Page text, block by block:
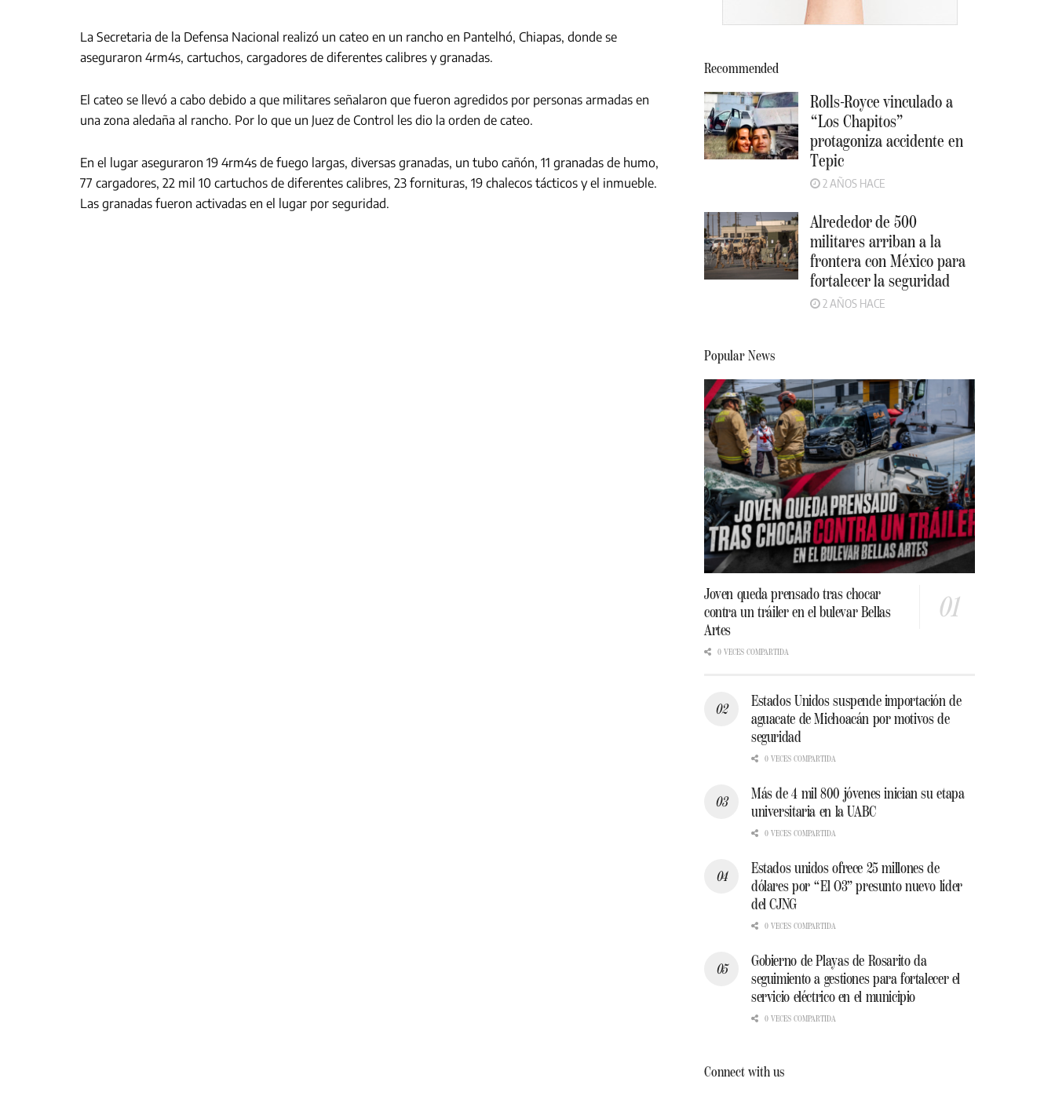
La Secretaria de la Defensa Nacional realizó un cateo en un rancho en Pantelhó, Chiapas, donde se
aseguraron 4rm4s, cartuchos, cargadores de diferentes calibres y granadas.
El cateo se llevó a cabo debido a que militares señalaron que fueron agredidos por personas armadas en
una zona aledaña al rancho. Por lo que un Juez de Control les dio la orden de cateo.
En el lugar aseguraron 19 4rm4s de fuego largas, diversas granadas, un tubo cañón, 11 granadas de humo,
77 cargadores, 22 mil 10 cartuchos de diferentes calibres, 23 fornituras, 19 chalecos tácticos y el inmueble.
Las granadas fueron activadas en el lugar por seguridad.
Recommended
Rolls-Royce vinculado a
“Los Chapitos”
protagoniza accidente en
Tepic
2 AÑOS HACE
Alrededor de 500
militares arriban a la
frontera con México para
fortalecer la seguridad
2 AÑOS HACE
Popular News
Joven queda prensado tras chocar
contra un tráiler en el bulevar Bellas
Artes
0 VECES COMPARTIDA
Estados Unidos suspende importación de
aguacate de Michoacán por motivos de
seguridad
0 VECES COMPARTIDA
Más de 4 mil 800 jóvenes inician su etapa
universitaria en la UABC
0 VECES COMPARTIDA
Estados unidos ofrece 25 millones de
dólares por “El O3” presunto nuevo líder
del CJNG
0 VECES COMPARTIDA
Gobierno de Playas de Rosarito da
seguimiento a gestiones para fortalecer el
servicio eléctrico en el municipio
0 VECES COMPARTIDA
Connect with us